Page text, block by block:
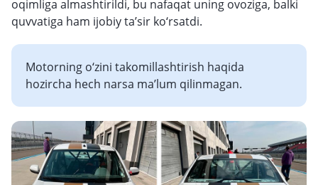
oqimliga almashtirildi, bu nafaqat uning ovoziga, balki
quvvatiga ham ijobiy ta’sir ko‘rsatdi.
Motorning o‘zini takomillashtirish haqida
hozircha hech narsa ma’lum qilinmagan.